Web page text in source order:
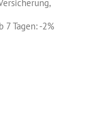
Tagen: -2%